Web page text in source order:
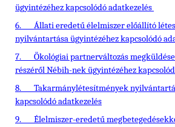
ügyintézéhez kapcsolódó adatkezelés
6.
Állati eredetű élelmiszer előállító
nyilvántartása ügyintézéhez kapcsolódó
7.
Ökológiai partnerváltozás
részéről Nébih-nek ügyintézéhez
8.
Takarmánylétesítmények
kapcsolódó adatkezelés
9.
Élelmiszer-eredetű